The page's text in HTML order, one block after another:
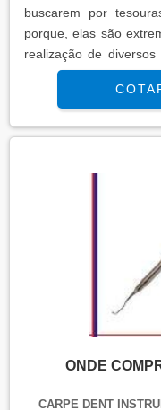
buscarem por
porque, elas são
realização de diversos
cirúrgicas são feitas a
garante benefícios
durabilidade. Elas
diversos processos de
disponíveis no
ONDE
CARPE DENT